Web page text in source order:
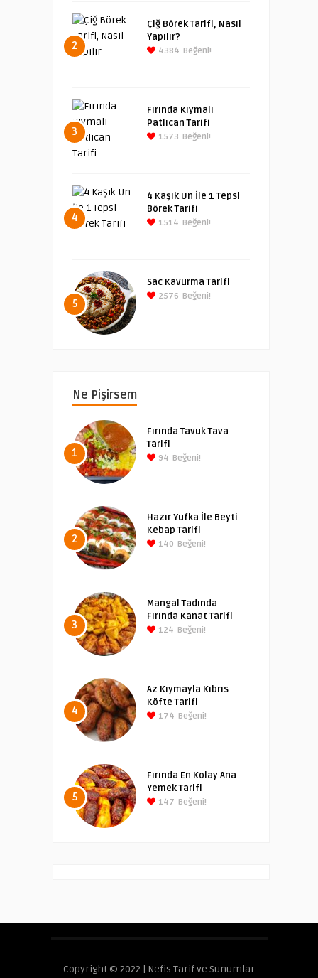
2
Çiğ Börek Tarifi, Nasıl
Yapılır?
4384 Beğeni!
3
Fırında Kıymalı
Patlıcan Tarifi
1573 Beğeni!
4
4 Kaşık Un İle 1 Tepsi
Börek Tarifi
1514 Beğeni!
5
Sac Kavurma Tarifi
2576 Beğeni!
Ne Pişirsem
1
Fırında Tavuk Tava
Tarifi
94 Beğeni!
2
Hazır Yufka İle Beyti
Kebap Tarifi
140 Beğeni!
3
Mangal Tadında
Fırında Kanat Tarifi
124 Beğeni!
4
Az Kıymayla Kıbrıs
Köfte Tarifi
174 Beğeni!
5
Fırında En Kolay Ana
Yemek Tarifi
147 Beğeni!
Copyright © 2022 | Nefis Tarif ve Sunumlar